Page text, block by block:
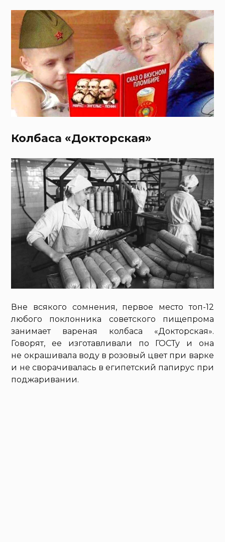
Колбаса «Докторская»
Вне всякого сомнения, первое место топ-12
любого поклонника советского пищепрома
занимает вареная колбаса «Докторская».
Говорят, ее изготавливали по ГОСТу и она
не окрашивала воду в розовый цвет при варке
и не сворачивалась в египетский папирус при
поджаривании.